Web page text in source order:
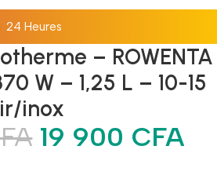
24 Heures
– ROWENTA
W – 1,25 L – 10-15
inox
19 900 CFA